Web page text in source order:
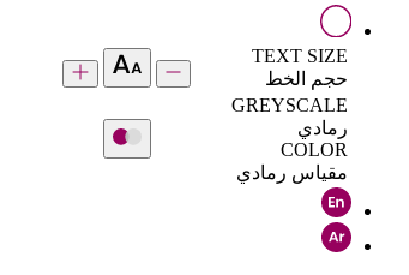
TEXT SIZE
حجم الخط
GREYSCALE
رمادي
COLOR
مقياس رمادي